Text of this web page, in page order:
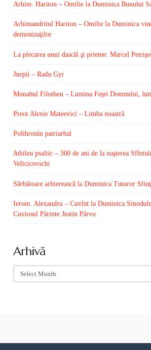
Arhim. Hariton – Omilie la Duminica Bunului
Arhimandritul Hariton – Omilie la Duminica
demonizaţilor
La plecarea unui dascăl şi prieten: Marcel
Jnepii – Radu Gyr
Monahul Filotheu – Lumina Feţei Domnului,
Preot Alexie Mateevici – Limba noastră
Polihroniu patriarhal
Jubileu psaltic – 300 de ani de la naşterea
Velicicovschi
Sărbătoare arhierească la Duminica Tuturor
Ierom. Alexandru – Cuvînt la Duminica
Cuviosul Părinte Justin Pârvu
Arhivă
Arhivă